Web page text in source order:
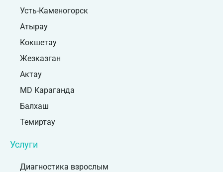
Усть-Каменогорск
Атырау
Кокшетау
Жезказган
Актау
MD Караганда
Балхаш
Темиртау
Услуги
Диагностика взрослым